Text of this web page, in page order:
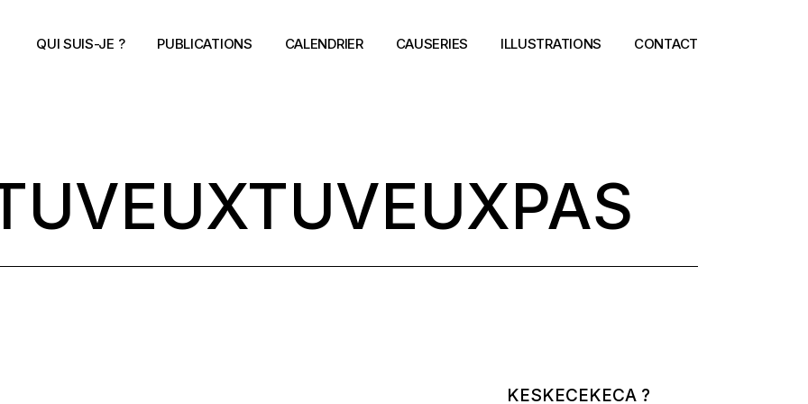
QUI SUIS-JE ? PUBLICATIONS CALENDRIER CAUSERIES ILLUSTRATIONS CONTACT
KESKECEKECA ?